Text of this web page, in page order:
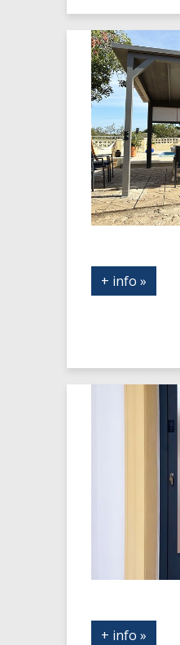
+ info »
+ info »